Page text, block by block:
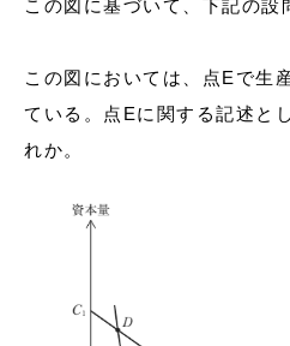
この図に基づいて、下記の設
この図においては、点Eで生
ている。点Eに関する記述と
れか。